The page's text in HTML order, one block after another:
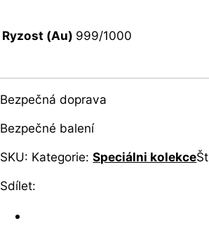
Ryzost (Au) 999/1000
Bezpečná doprava
Bezpečné balení
SKU: Kategorie:Speciálni kolekce
Sdílet: